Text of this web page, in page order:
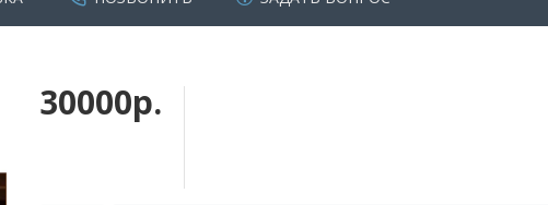
30000р.